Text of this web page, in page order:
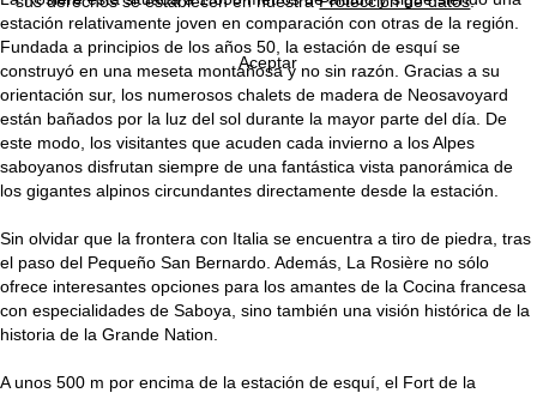
Aceptar
a
p
r
i
c
i
estación relativamente joven en comparación con otras de la región.
Fundada a principios de los años 50, la estación de esquí se
construyó en una meseta montañosa y no sin razón. Gracias a su
orientación sur, los numerosos chalets de madera de Neosavoyard
están bañados por la luz del sol durante la mayor parte del día. De
este modo, los visitantes que acuden cada invierno a los Alpes
saboyanos disfrutan siempre de una fantástica vista panorámica de
los gigantes alpinos circundantes directamente desde la estación.
Sin olvidar que la frontera con Italia se encuentra a tiro de piedra, tras
el paso del Pequeño San Bernardo. Además, La Rosière no sólo
ofrece interesantes opciones para los amantes de la Cocina francesa
con especialidades de Saboya, sino también una visión histórica de la
historia de la Grande Nation.
A unos 500 m por encima de la estación de esquí, el Fort de la